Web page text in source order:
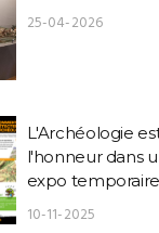
25-04-2026
L'Archéologie
l'honneur dans
expo
10-11-2025